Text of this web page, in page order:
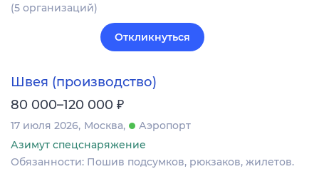
(5 организаций)
Откликнуться
Швея (производство)
80 000–120 000 ₽
17 июля 2026 Москва
Аэропорт
Азимут спецснаряжение
Обязанности: Пошив подсумков, рюкзаков, жилетов.